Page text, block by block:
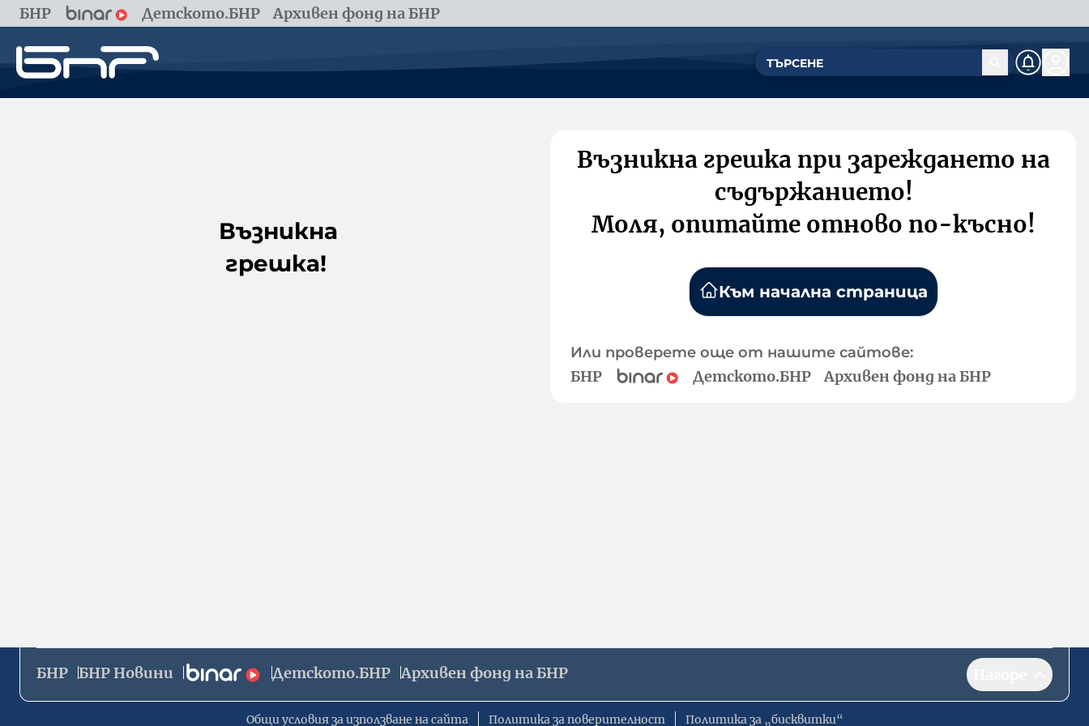
БНР Детското.БНР Архивен фонд на БНР
Възникна
грешка!
Възникна грешка при зареждането на
съдържанието!
Моля, опитайте отново по-късно!
Към начална страница
Или проверете още от нашите сайтове:
БНР Детското.БНР Архивен фонд на БНР
БНР БНР Новини Детското.БНР Архивен фонд на БНР
Общи условия за използване на сайта Политика за поверителност Политика за „бисквитки“